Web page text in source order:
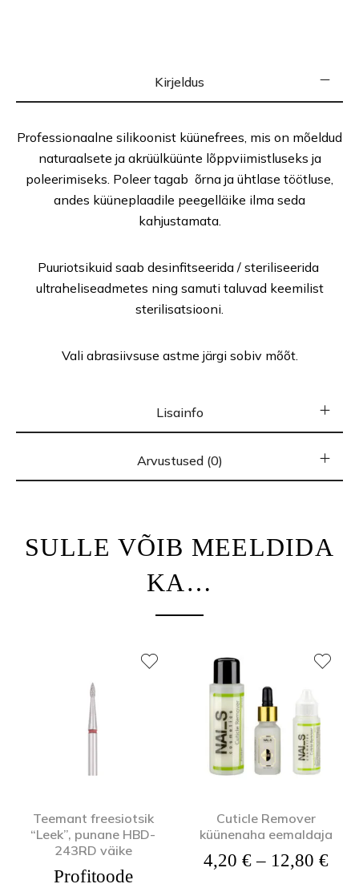
Kirjeldus
Professionaalne silikoonist küünefrees, mis on mõeldud
naturaalsete ja akrüülküünte lõppviimistluseks ja
poleerimiseks. Poleer tagab õrna ja ühtlase töötluse,
andes küüneplaadile peegelläike ilma seda
kahjustamata.
Puuriotsikuid saab desinfitseerida / steriliseerida
ultraheliseadmetes ning samuti taluvad keemilist
sterilisatsiooni.
Vali abrasiivsuse astme järgi sobiv mõõt.
Lisainfo
Arvustused (0)
SULLE VÕIB MEELDIDA
KA…
Teemant freesiotsik
“Leek”, punane HBD-
243RD väike
Profitoode
Cuticle Remover
küünenaha eemaldaja
4,20 € – 12,80 €